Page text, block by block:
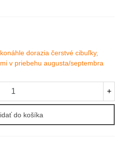
dorazia čerstvé cibuľky,
v priebehu augusta/septembra
+
do košíka